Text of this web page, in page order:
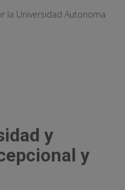
la Universidad Autonoma
y
y